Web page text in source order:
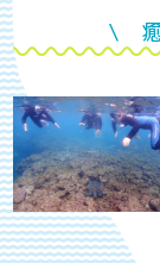
\ 癒